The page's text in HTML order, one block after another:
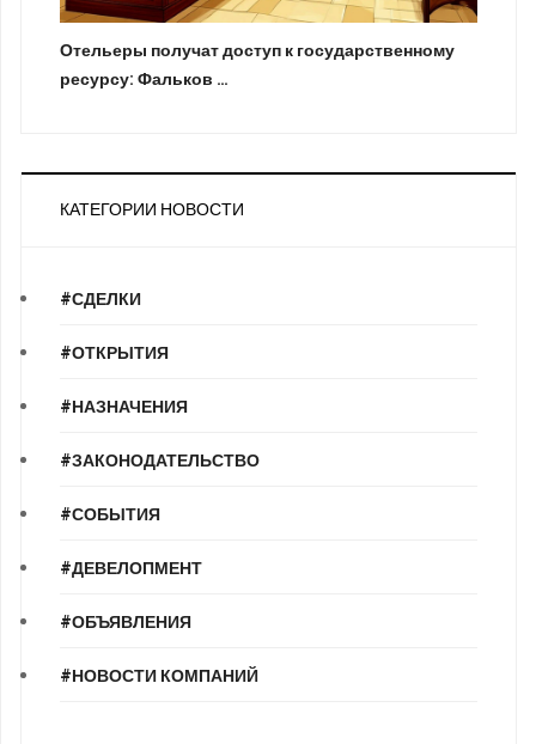
Отельеры получат доступ к государственному
ресурсу: Фальков …
КАТЕГОРИИ НОВОСТИ
#СДЕЛКИ
#ОТКРЫТИЯ
#НАЗНАЧЕНИЯ
#ЗАКОНОДАТЕЛЬСТВО
#СОБЫТИЯ
#ДЕВЕЛОПМЕНТ
#ОБЪЯВЛЕНИЯ
#НОВОСТИ КОМПАНИЙ